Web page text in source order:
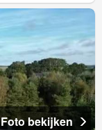
Foto bekijken